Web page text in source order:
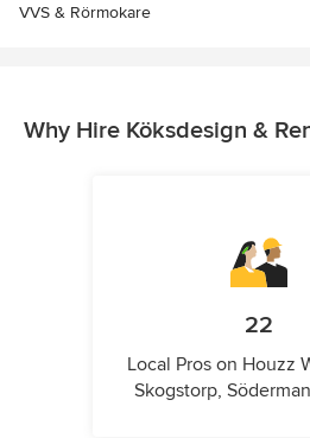
VVS & Rörmokare
Why Hire Köksdesign &
22
Local Pros on Houzz
Skogstorp,